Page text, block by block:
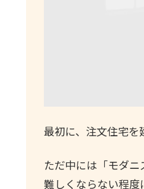
最初に、注文住宅
ただ中には「モダニ
難しくならない程度